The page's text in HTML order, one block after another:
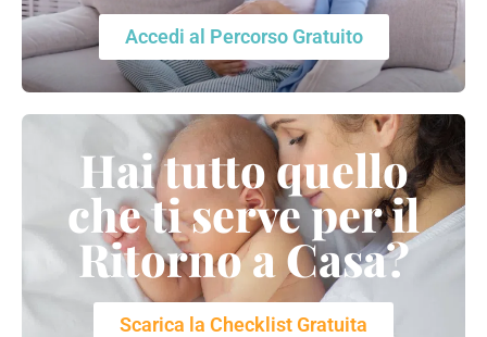
Accedi al Percorso Gratuito
Hai tutto quello
che ti serve per il
Ritorno a Casa?
Scarica la Checklist Gratuita